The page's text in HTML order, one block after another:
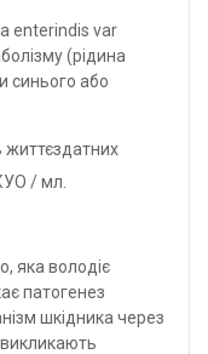
enterindis var
(рідина
синього або
життєздатних
/ мл.
яка володіє
патогенез
шкідника через
викликають